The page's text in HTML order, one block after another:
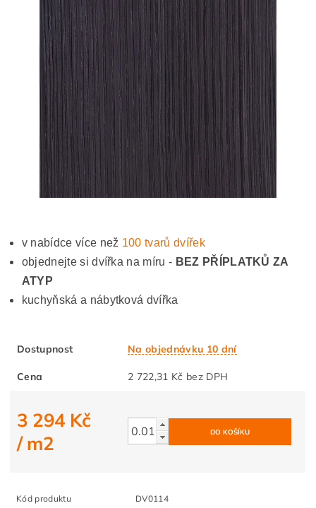
v nabídce více než 100 tvarů dvířek
objednejte si dvířka na míru - BEZ PŘÍPLATKŮ ZA
ATYP
kuchyňská a nábytková dvířka
Dostupnost Na objednávku 10 dní
Cena 2 722,31 Kč bez DPH
3 294 Kč
/ m2
Kód produktu DV0114